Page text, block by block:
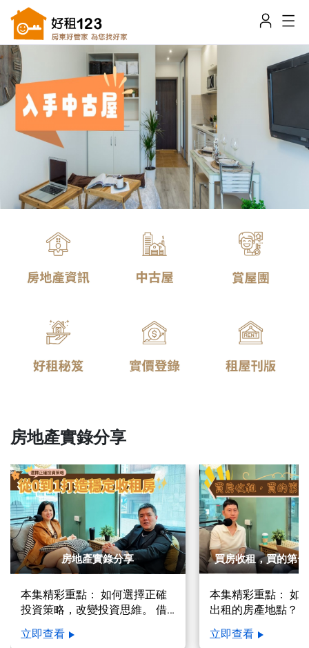
房地產實錄分享
房地產實錄分享
本集精彩重點： 如何選擇正確
投資策略，改變投資思維。 借
助專家經驗，快速聚焦關鍵要
點。 避免常見的投資陷阱，並
立即查看
買房收租，買的第
本集精彩重點： 如
出租的房產地點？
銀行估價是關鍵？
如何做到租金大於
立即查看